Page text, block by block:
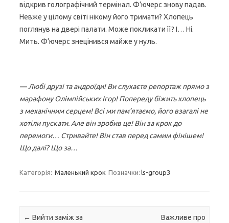
відкрив голографічний термінал. Ф’ючерс знову падав.
Невже у цілому світі нікому його тримати? Хлопець
поглянув на двері палати. Може покликати її? І… Ні.
Мить. Ф’ючерс знецінився майже у нуль.
— Любі друзі та андроїди! Ви слухаєте репортаж прямо з
марафону Олімпійських Ігор! Попереду біжить хлопець
з механічним серцем! Всі ми пам’ятаємо, його взагалі не
хотіли пускати. Але він зробив це! Він за крок до
перемоги… Стривайте! Він став перед самим фінішем!
Що далі? Що за…
Категорія: Маленький крок Позначки: ls-group3
Навігація по запису
← Вийти заміж за
Важливе про